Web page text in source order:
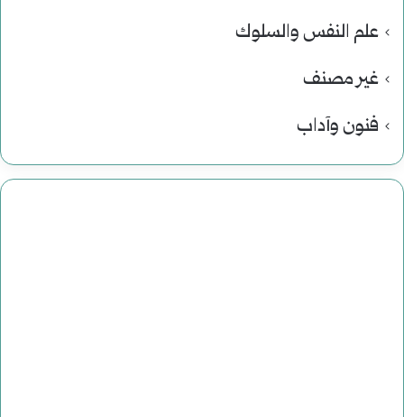
علم النفس والسلوك
غير مصنف
فنون وآداب